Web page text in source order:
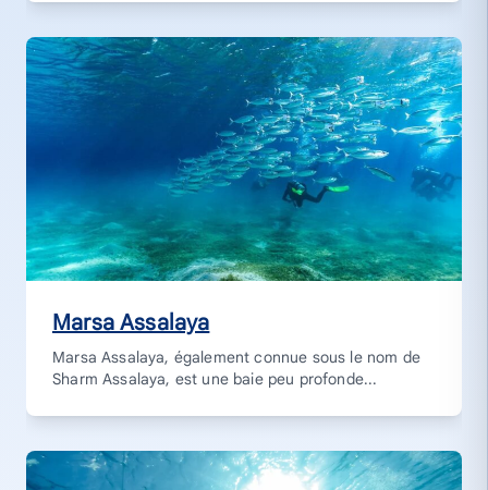
Marsa Assalaya
Marsa Assalaya, également connue sous le nom de
Sharm Assalaya, est une baie peu profonde...